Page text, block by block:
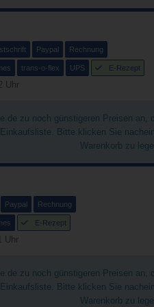
Paypal Rechnung
trans-o-flex UPS E-Rezept
Uhr
zu noch günstigeren Preisen
Bitte klicken Sie
Warenkorb zu
Paypal Rechnung
E-Rezept
Uhr
zu noch günstigeren Preisen
Bitte klicken Sie
Warenkorb zu